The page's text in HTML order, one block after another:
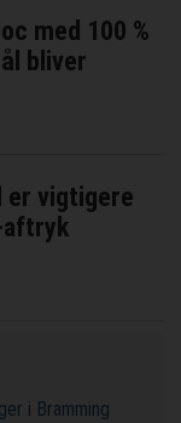
med 100 %
bliver
er vigtigere
aftryk
i Bramming